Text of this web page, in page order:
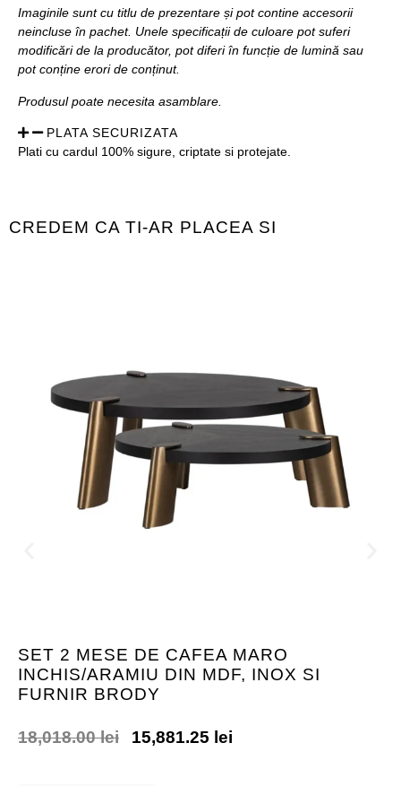
Imaginile sunt cu titlu de prezentare și pot contine accesorii
neincluse în pachet. Unele specificații de culoare pot suferi
modificări de la producător, pot diferi în funcție de lumină sau
pot conține erori de conținut.
Produsul poate necesita asamblare.
PLATA SECURIZATA
Plati cu cardul 100% sigure, criptate si protejate.
CREDEM CA TI-AR PLACEA SI
SET 2 MESE DE CAFEA MARO
INCHIS/ARAMIU DIN MDF, INOX SI
FURNIR BRODY
18,018.00lei 15,881.25 lei